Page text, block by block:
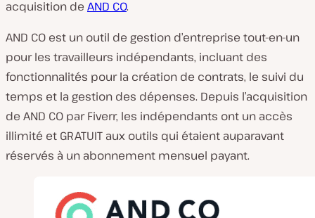
acquisition de AND CO.
AND CO est un outil de gestion d’entreprise tout-en-un
pour les travailleurs indépendants, incluant des
fonctionnalités pour la création de contrats, le suivi du
temps et la gestion des dépenses. Depuis l’acquisition
de AND CO par Fiverr, les indépendants ont un accès
illimité et GRATUIT aux outils qui étaient auparavant
réservés à un abonnement mensuel payant.